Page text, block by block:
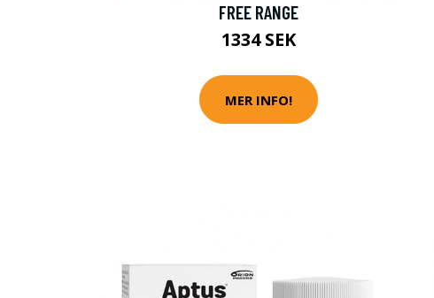
FREE RANGE
1334 SEK
MER INFO!